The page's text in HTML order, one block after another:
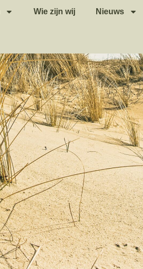
Wie zijn wij Nieuws